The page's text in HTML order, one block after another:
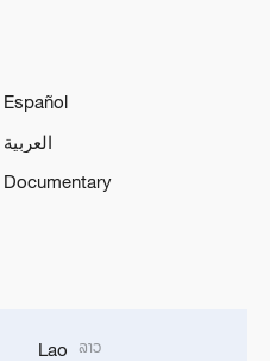
Español
العربية
Documentary
Lao ລາວ